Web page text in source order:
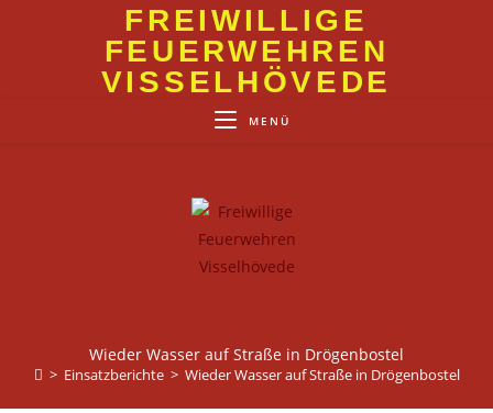
FREIWILLIGE
FEUERWEHREN
VISSELHÖVEDE
MENÜ
Wieder Wasser auf Straße in Drögenbostel
> Einsatzberichte > Wieder Wasser auf Straße in Drögenbostel